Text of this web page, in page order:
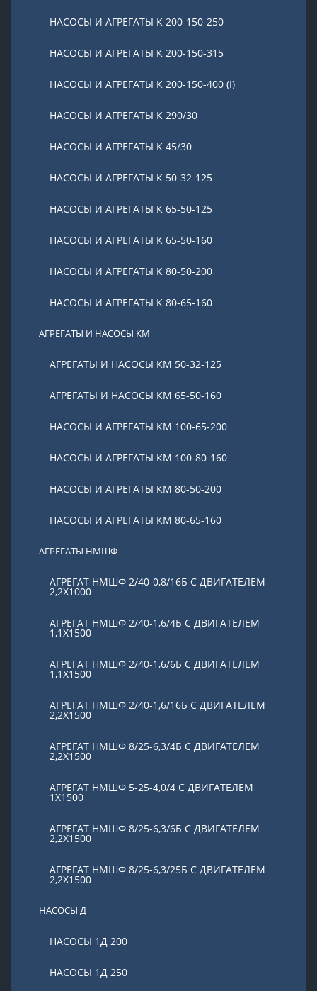
НАСОСЫ И АГРЕГАТЫ К 200-150-250
НАСОСЫ И АГРЕГАТЫ К 200-150-315
НАСОСЫ И АГРЕГАТЫ К 200-150-400 (I)
НАСОСЫ И АГРЕГАТЫ К 290/30
НАСОСЫ И АГРЕГАТЫ К 45/30
НАСОСЫ И АГРЕГАТЫ К 50-32-125
НАСОСЫ И АГРЕГАТЫ К 65-50-125
НАСОСЫ И АГРЕГАТЫ К 65-50-160
НАСОСЫ И АГРЕГАТЫ К 80-50-200
НАСОСЫ И АГРЕГАТЫ К 80-65-160
АГРЕГАТЫ И НАСОСЫ КМ
АГРЕГАТЫ И НАСОСЫ КМ 50-32-125
АГРЕГАТЫ И НАСОСЫ КМ 65-50-160
НАСОСЫ И АГРЕГАТЫ КМ 100-65-200
НАСОСЫ И АГРЕГАТЫ КМ 100-80-160
НАСОСЫ И АГРЕГАТЫ КМ 80-50-200
НАСОСЫ И АГРЕГАТЫ КМ 80-65-160
АГРЕГАТЫ НМШФ
АГРЕГАТ НМШФ 2/40-0,8/16Б С ДВИГАТЕЛЕМ
2,2Х1000
АГРЕГАТ НМШФ 2/40-1,6/4Б С ДВИГАТЕЛЕМ
1,1Х1500
АГРЕГАТ НМШФ 2/40-1,6/6Б С ДВИГАТЕЛЕМ
1,1Х1500
АГРЕГАТ НМШФ 2/40-1,6/16Б С ДВИГАТЕЛЕМ
2,2Х1500
АГРЕГАТ НМШФ 8/25-6,3/4Б С ДВИГАТЕЛЕМ
2,2Х1500
АГРЕГАТ НМШФ 5-25-4,0/4 С ДВИГАТЕЛЕМ
1Х1500
АГРЕГАТ НМШФ 8/25-6,3/6Б С ДВИГАТЕЛЕМ
2,2Х1500
АГРЕГАТ НМШФ 8/25-6,3/25Б С ДВИГАТЕЛЕМ
2,2Х1500
НАСОСЫ Д
НАСОСЫ 1Д 200
НАСОСЫ 1Д 250